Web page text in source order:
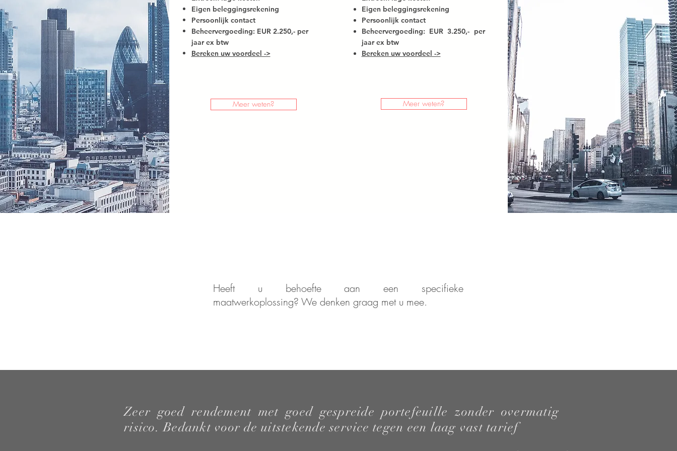
Eigen beleggingsrekening
Persoonlijk contact
Beheervergoeding: EUR 2.250,- per
jaar ex btw
Bereken uw voordeel ->
Meer weten?
Eigen beleggingsrekening
Persoonlijk contact
Beheervergoeding: EUR 3.250,- per
jaar ex btw
Bereken uw voordeel ->
Meer weten?
Heeft u behoefte aan een specifieke
maatwerkoplossing? We denken graag met u mee.
Zeer goed rendement met goed gespreide portefeuille zonder overmatig
risico. Bedankt voor de uitstekende service tegen een laag vast tarief